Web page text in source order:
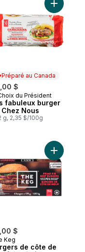
Angus de bœuf maigre
Préparé au Canada
$
au Canada
du Président
fabuleux burger
Chez Nous
g, 2,35 $/100g
Ajouter
Bon Boeuf Hache
$
Keg
de côte de
Ajouter